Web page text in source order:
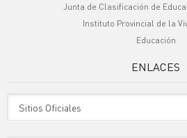
Junta de Clasificación de
Instituto Provincial de la
Educación
ENLACES